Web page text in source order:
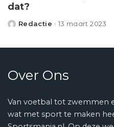
dat?
Posted
Redactie 13 maart 2023
Over Ons
Van voetbal tot zwemmen
wat met sport te maken